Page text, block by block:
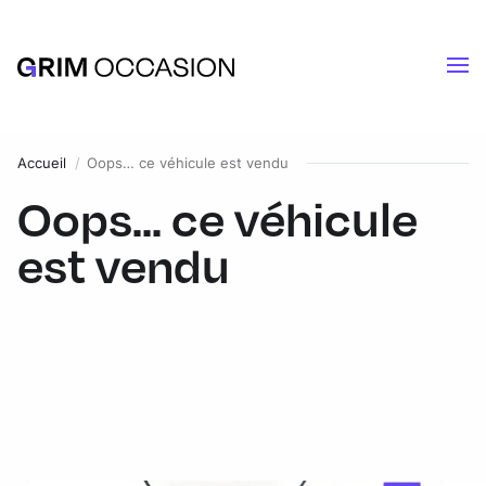
Accueil Oops… ce véhicule est vendu
Oops... ce véhicule
est vendu